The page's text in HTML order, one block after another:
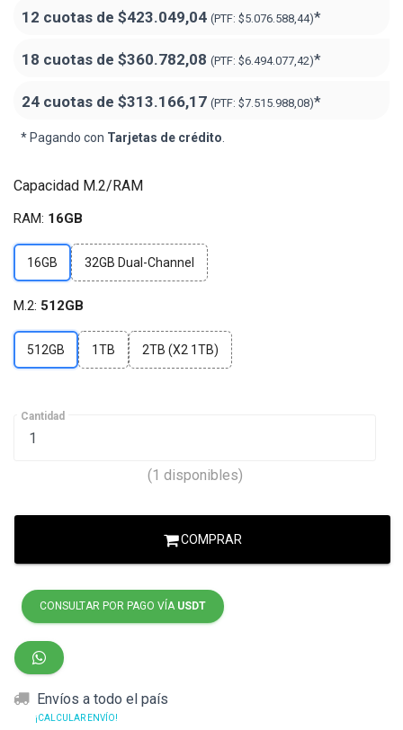
12 cuotas de $423.049,04 (PTF: $5.076.588,44)*
18 cuotas de $360.782,08 (PTF: $6.494.077,42)*
24 cuotas de $313.166,17 (PTF: $7.515.988,08)*
* Pagando con Tarjetas de crédito.
Capacidad M.2/RAM
RAM: 16GB
16GB 32GB Dual-Channel
M.2: 512GB
512GB 1TB 2TB (X2 1TB)
Cantidad
(1 disponibles)
COMPRAR
CONSULTAR POR PAGO VÍA USDT
Envíos a todo el país
¡CALCULAR ENVÍO!